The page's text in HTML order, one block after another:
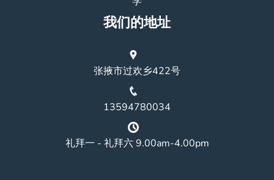
我们的地址
张掖市过欢乡422号
13594780034
礼拜一 - 礼拜六 9.00am-4.00pm